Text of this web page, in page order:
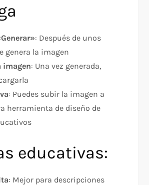
: Después de unos
genera la imagen
imagen: Una vez generada,
: Puedes subir la imagen a
herramienta de diseño de
educativas:
: Mejor para descripciones